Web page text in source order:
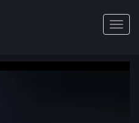
Toggle